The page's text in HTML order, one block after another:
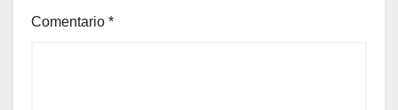
Comentario *